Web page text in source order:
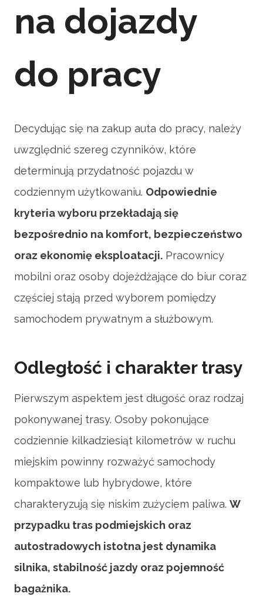
na dojazdy
do pracy
Decydując się na zakup auta do pracy, należy
uwzględnić szereg czynników, które
determinują przydatność pojazdu w
codziennym użytkowaniu. Odpowiednie
kryteria wyboru przekładają się
bezpośrednio na komfort, bezpieczeństwo
oraz ekonomię eksploatacji. Pracownicy
mobilni oraz osoby dojeżdżające do biur coraz
częściej stają przed wyborem pomiędzy
samochodem prywatnym a służbowym.
Odległość i charakter trasy
Pierwszym aspektem jest długość oraz rodzaj
pokonywanej trasy. Osoby pokonujące
codziennie kilkadziesiąt kilometrów w ruchu
miejskim powinny rozważyć samochody
kompaktowe lub hybrydowe, które
charakteryzują się niskim zużyciem paliwa. W
przypadku tras podmiejskich oraz
autostradowych istotna jest dynamika
silnika, stabilność jazdy oraz pojemność
bagażnika.